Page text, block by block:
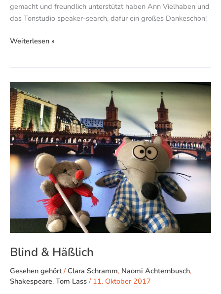
gemacht und freundlich unterstützt haben Ann Vielhaben und
das Tonstudio speaker-search, dafür ein großes Dankeschön!
Weiterlesen »
Blind & Häßlich
Gesehen gehört/Clara Schramm, Naomi Achternbusch,
Shakespeare, Tom Lass / 11. Oktober 2017
Blind
&
Häßlich